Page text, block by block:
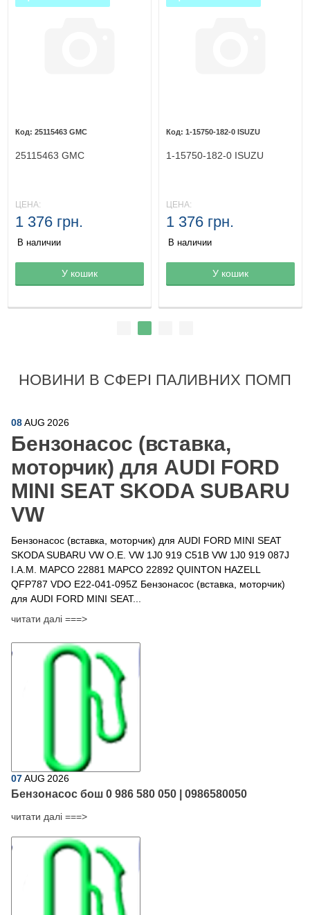
Товар в корзине
25115463 GMC
25115463 GMC
ЦЕНА:
1 376 грн.
В наличии
У кошик Товар в корзине
1-15750-182-0 ISUZU
1-15750-182-0 ISUZU
ЦЕНА:
1 376 грн.
В наличии
У кошик
НОВИНИ В СФЕРІ ПАЛИВНИХ ПОМП
08AUG 2026
Бензонасос (вставка,
моторчик) для AUDI FORD
MINI SEAT SKODA SUBARU
VW
Бензонасос (вставка, моторчик) для AUDI FORD MINI SEAT
SKODA SUBARU VW O.E. VW 1J0 919 C51B VW 1J0 919 087J
I.A.M. MAPCO 22881 MAPCO 22892 QUINTON HAZELL
QFP787 VDO E22-041-095Z Бензонасос (вставка, моторчик)
для AUDI FORD MINI SEAT...
читати далі ===>
07AUG 2026
Бензонасос бош 0 986 580 050 | 0986580050
читати далі ===>